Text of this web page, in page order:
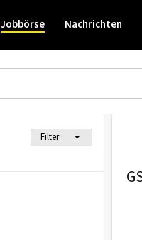
Jobbörse Nachrichten
Filter